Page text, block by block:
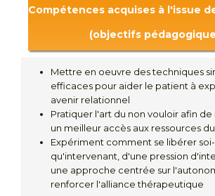
Compétences acquises à l'issue
(objectifs
Mettre en oeuvre des techniques
efficaces pour aider le patient à
avenir relationnel
Pratiquer l'art du non vouloir afin
un meilleur accès aux ressources
Expériment comment se libérer
qu'intervenant, d'une pression
une approche centrée sur
renforcer l'alliance thérapeutique